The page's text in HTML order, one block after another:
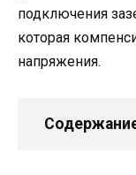
подключения
которая
напряжения.